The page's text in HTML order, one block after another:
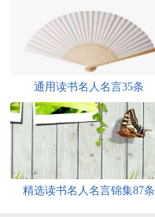
通用读书名人名言35条
精选读书名人名言锦集87条